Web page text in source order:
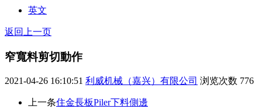
英文
返回上一页
窄寬料剪切動作
2021-04-26 16:10:51 利威机械（嘉兴）有限公司 浏览次数 776
上一条住金長板Piler下料側邊